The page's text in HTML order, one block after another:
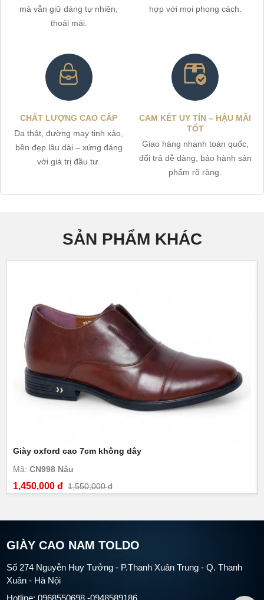
mà vẫn giữ dáng tự nhiên,
thoải mái.
hợp với mọi phong cách.
CHẤT LƯỢNG CAO CẤP
Da thật, đường may tinh xảo,
bền đẹp lâu dài – xứng đáng
với giá trị đầu tư.
CAM KẾT UY TÍN – HẬU MÃI
TỐT
Giao hàng nhanh toàn quốc,
đổi trả dễ dàng, bảo hành sản
phẩm rõ ràng.
SẢN PHẨM KHÁC
Giày oxford cao 7cm không dây
Mã:CN998 Nâu
1,450,000 đ 1,550,000 đ
GIÀY CAO NAM TOLDO
Số 274 Nguyễn Huy Tưởng - P.Thanh Xuân Trung - Q. Thanh
Xuân - Hà Nội